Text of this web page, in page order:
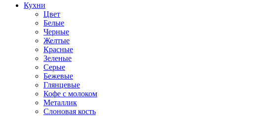
Кухни
Цвет
Белые
Черные
Желтые
Красные
Зеленые
Серые
Бежевые
Глянцевые
Кофе с молоком
Металлик
Слоновая кость